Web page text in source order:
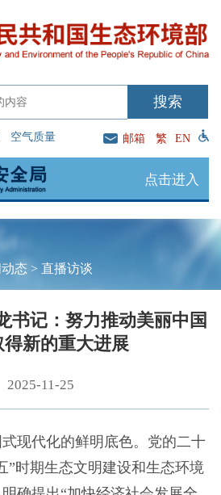
空气质量 邮箱 繁 EN
点击进入
态 > 直播访谈
书记：努力推动美丽中国
得新的重大进展
2025-11-25
代化的鲜明底色。党的二十
”时期生态文明建设和生态环境